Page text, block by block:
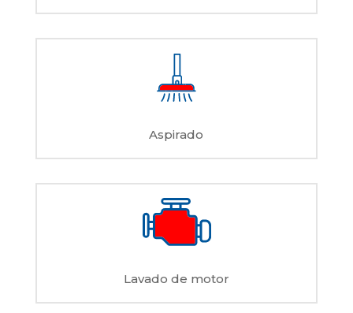
Aspirado
Lavado de motor